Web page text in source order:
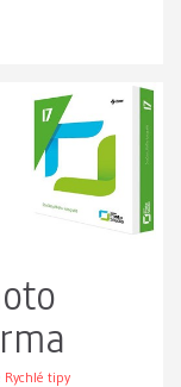
Rychlé tipy